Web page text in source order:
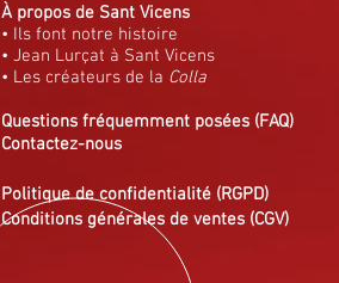
À propos de Sant Vicens
• Ils font notre histoire
• Jean Lurçat à Sant Vicens
• Les créateurs de la Colla
Questions fréquemment posées (FAQ)
Contactez-nous
Politique de confidentialité (RGPD)
Conditions générales de ventes (CGV)